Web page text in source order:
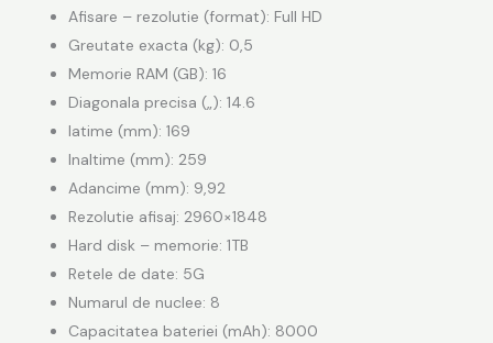
Afisare – rezolutie (format): Full HD
Greutate exacta (kg): 0,5
Memorie RAM (GB): 16
Diagonala precisa („): 14.6
latime (mm): 169
Inaltime (mm): 259
Adancime (mm): 9,92
Rezolutie afisaj: 2960×1848
Hard disk – memorie: 1TB
Retele de date: 5G
Numarul de nuclee: 8
Capacitatea bateriei (mAh): 8000